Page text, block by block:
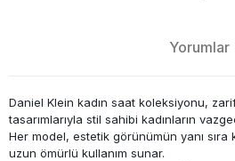
Yorumlar
Daniel Klein kadın saat koleksiyonu,
tasarımlarıyla stil sahibi kadınların
Her model, estetik görünümün yanı sıra
uzun ömürlü kullanım sunar.